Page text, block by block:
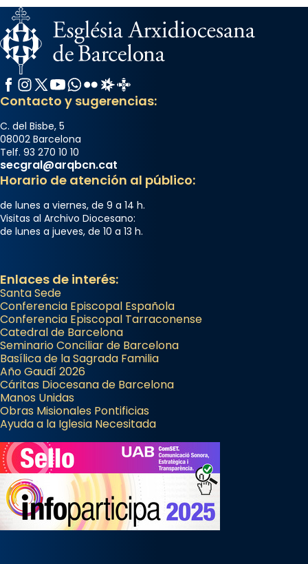
Facebook
Instagram
X / Twitter
YouTube
WhatsApp
FlickrRadio Estel
Catalunya Cristiana
Contacto y sugerencias:
C. del Bisbe, 5
08002 Barcelona
Telf. 93 270 10 10
secgral@arqbcn.cat
Horario de atención al público:
de lunes a viernes, de 9 a 14 h.
Visitas al Archivo Diocesano:
de lunes a jueves, de 10 a 13 h.
Enlaces de interés:
Santa Sede
Conferencia Episcopal Española
Conferencia Episcopal Tarraconense
Catedral de Barcelona
Seminario Conciliar de Barcelona
Basílica de la Sagrada Familia
Año Gaudí 2026
Cáritas Diocesana de Barcelona
Manos Unidas
Obras Misionales Pontificias
Ayuda a la Iglesia Necesitada